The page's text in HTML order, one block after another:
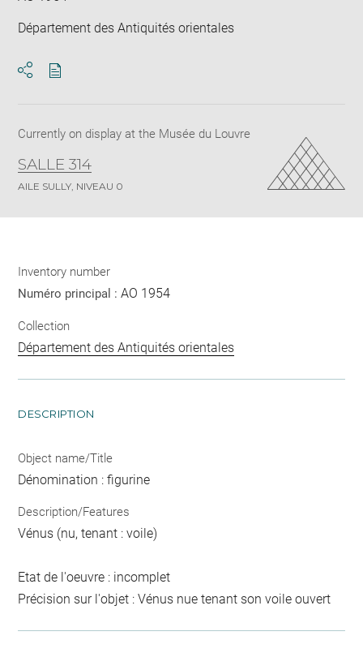
Département des Antiquités orientales
Currently on display at the Musée du Louvre
SALLE 314
AILE SULLY, NIVEAU 0
Inventory number
Numéro principal :AO 1954
Collection
Département des Antiquités orientales
DESCRIPTION
Object name/Title
Dénomination : figurine
Description/Features
Vénus (nu, tenant : voile)
Etat de l'oeuvre : incomplet
Précision sur l'objet : Vénus nue tenant son voile ouvert